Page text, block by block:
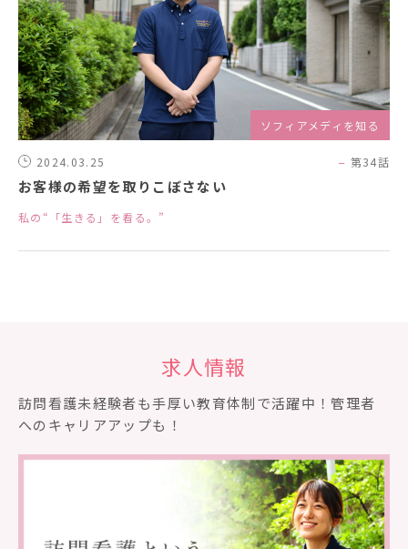
ソフィアメディを知る
2024.03.25 第34話
お客様の希望を取りこぼさない
私の“「生きる」を看る。”
求人情報
訪問看護未経験者も⼿厚い教育体制で活躍中！管理者
へのキャリアアップも！